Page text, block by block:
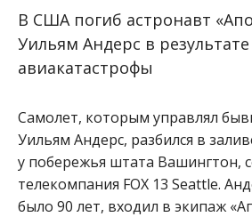
В США погиб астронавт
Уильям Андерс в результате
авиакатастрофы
Самолет, которым управлял
Уильям Андерс, разбился в
у побережья штата Вашингтон,
телекомпания FOX 13 Seattle.
было 90 лет, входил в экипаж